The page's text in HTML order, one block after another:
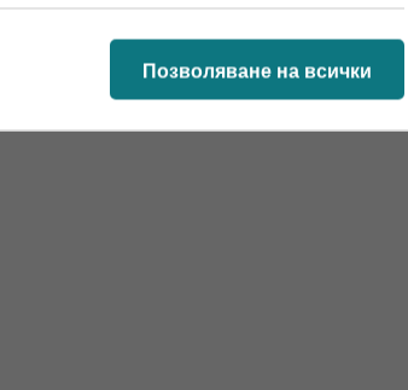
Позволяване на всички